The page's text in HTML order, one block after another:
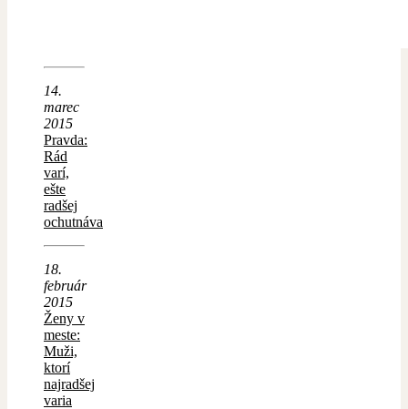
14.
marec
2015
Pravda:
Rád
varí,
ešte
radšej
ochutnáva
18.
február
2015
Ženy v
meste:
Muži,
ktorí
najradšej
varia